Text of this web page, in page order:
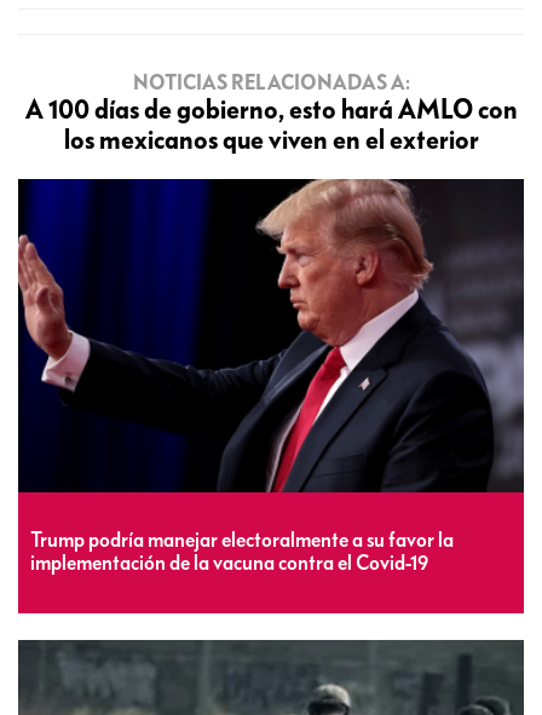
NOTICIAS RELACIONADAS A:
A 100 días de gobierno, esto hará AMLO con
los mexicanos que viven en el exterior
Trump podría manejar electoralmente a su favor la
implementación de la vacuna contra el Covid-19